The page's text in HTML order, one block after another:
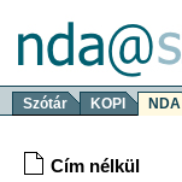
Szótár KOPI NDA
Cím nélkül